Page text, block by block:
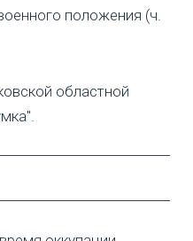
положения (ч.
областной